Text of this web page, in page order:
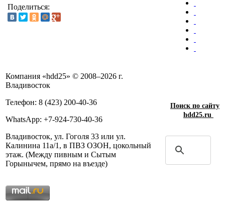
Поделиться:
Компания «hdd25» © 2008–2026 г.
Владивосток
Телефон: 8 (423) 200-40-36
WhatsApp: +7-924-730-40-36
Владивосток, ул. Гоголя 33 или ул.
Калинина 11а/1, в ПВЗ ОЗОН, цокольный
этаж. (Между пивным и Сытым
Горынычем, прямо на въезде)
Поиск по сайту
hdd25.ru